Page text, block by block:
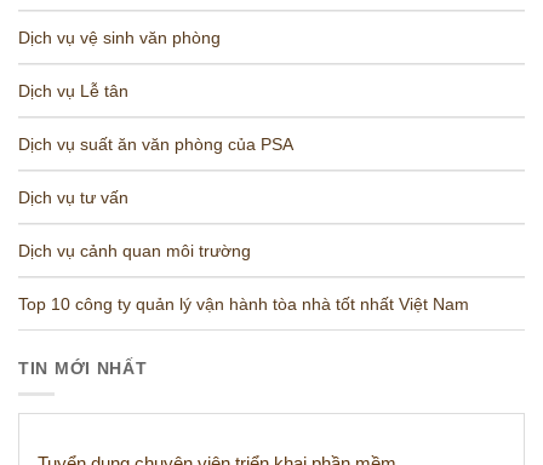
Dịch vụ vệ sinh văn phòng
Dịch vụ Lễ tân
Dịch vụ suất ăn văn phòng của PSA
Dịch vụ tư vấn
Dịch vụ cảnh quan môi trường
Top 10 công ty quản lý vận hành tòa nhà tốt nhất Việt Nam
TIN MỚI NHẤT